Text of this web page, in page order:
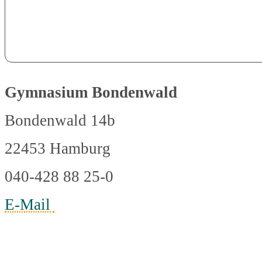
Gymnasium Bondenwald
Bondenwald 14b
22453 Hamburg
040-428 88 25-0
E-Mail